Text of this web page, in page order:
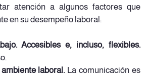
atención a algunos factores que
en su desempeño laboral:
Accesibles e, incluso, flexibles.
laboral. La comunicación es